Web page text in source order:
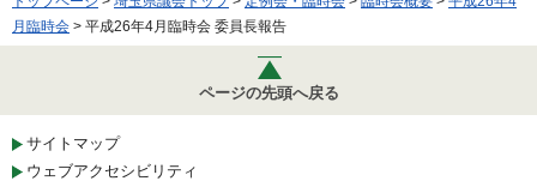
月臨時会 > 平成26年4月臨時会 委員長報告
ページの先頭へ戻る
サイトマップ
ウェブアクセシビリティ